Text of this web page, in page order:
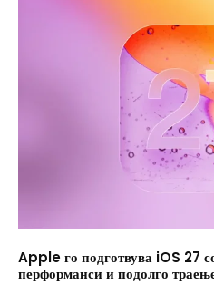
Apple го подготвува iOS 27
перформанси и подолго